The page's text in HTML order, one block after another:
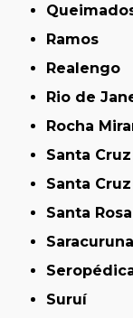
Ramos
Realengo
Rio de
Rocha
Santa Cruz
Santa
Santa Rosa
Saracuruna
Suruí